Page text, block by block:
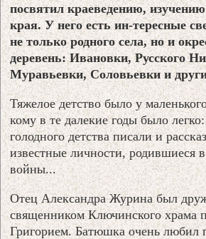
посвятил краеведению,
края. У него есть ин-тересные
не только родного села, но и
деревень: Ивановки, Русского
Муравьевки, Соловьевки и
Тяжелое детство было у
кому в те далекие годы было
голодного детства писали и
известные личности, родившиеся
войны...
Отец Александра Журина был
священником Ключинского храма
Григорием. Батюшка очень любил